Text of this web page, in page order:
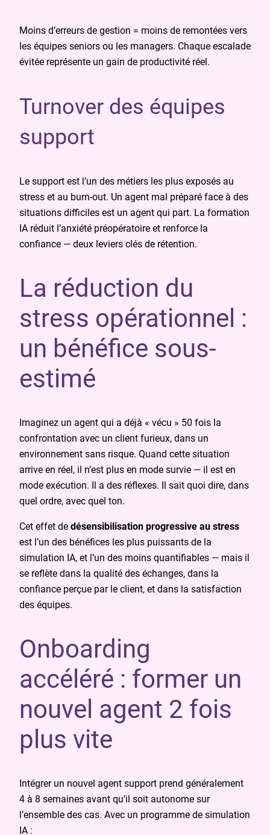
Moins d’erreurs de gestion = moins de remontées vers
les équipes seniors ou les managers. Chaque escalade
évitée représente un gain de productivité réel.
Turnover des équipes
support
Le support est l’un des métiers les plus exposés au
stress et au burn-out. Un agent mal préparé face à des
situations difficiles est un agent qui part. La formation
IA réduit l’anxiété préopératoire et renforce la
confiance — deux leviers clés de rétention.
La réduction du
stress opérationnel :
un bénéfice sous-
estimé
Imaginez un agent qui a déjà « vécu » 50 fois la
confrontation avec un client furieux, dans un
environnement sans risque. Quand cette situation
arrive en réel, il n’est plus en mode survie — il est en
mode exécution. Il a des réflexes. Il sait quoi dire, dans
quel ordre, avec quel ton.
Cet effet de désensibilisation progressive au stress
est l’un des bénéfices les plus puissants de la
simulation IA, et l’un des moins quantifiables — mais il
se reflète dans la qualité des échanges, dans la
confiance perçue par le client, et dans la satisfaction
des équipes.
Onboarding
accéléré : former un
nouvel agent 2 fois
plus vite
Intégrer un nouvel agent support prend généralement
4 à 8 semaines avant qu’il soit autonome sur
l’ensemble des cas. Avec un programme de simulation
IA :